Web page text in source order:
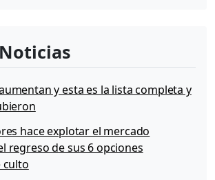
i
e
aumentan y esta es la lista completa y
hace explotar el mercado
regreso de sus 6 opciones
culto